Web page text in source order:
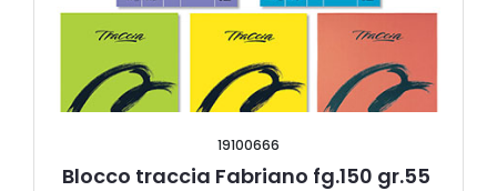
19100666
Blocco traccia Fabriano fg.150 gr.55